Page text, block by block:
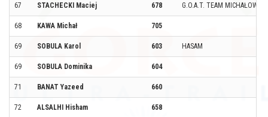
67 STACHECKI Maciej 678 G.O.A.T. TEAM MICHAŁOWICE
68 KAWA Michał 705
69 SOBULA Karol 603 HASAM
69 SOBULA Dominika 604
71 BANAT Yazeed 660
72 ALSALHI Hisham 658